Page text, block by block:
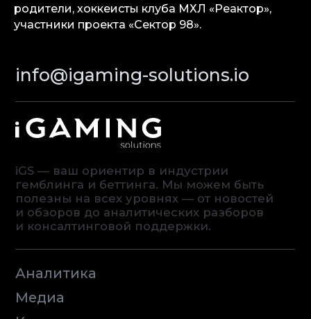
родители, хоккеисты клуба МХЛ «Реактор»,
участники проекта «Сектор 98».
Аналитика
Privacy Policy
Карьера